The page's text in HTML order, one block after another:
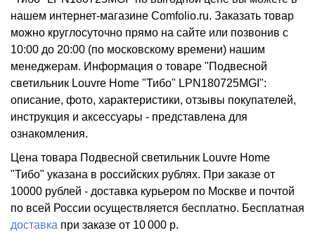
нашем интернет-магазине Comfolio.ru. Заказать товар
можно круглосуточно прямо на сайте или позвонив с
10:00 до 20:00 (по московскому времени) нашим
менеджерам. Информация о товаре "Подвесной
светильник Louvre Home "Тибо" LPN180725MGI":
описание, фото, характеристики, отзывы покупателей,
инструкция и аксессуары - представлена для
ознакомления.
Цена товара Подвесной светильник Louvre Home
"Тибо" указана в российских рублях. При заказе от
10000 рублей - доставка курьером по Москве и почтой
по всей России осуществляется бесплатно. Бесплатная
доставка при заказе от 10 000 р.